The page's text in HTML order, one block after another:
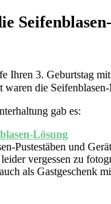
Ihren 3. Geburtstag
waren die
gab es:
Lösung
Pustestäben und
vergessen zu
als Gastgeschenk